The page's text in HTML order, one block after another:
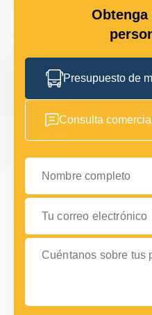
Presupuesto de
Consulta comercial
Nombre completo
Tu correo electrónico
Cuéntanos sobre tus